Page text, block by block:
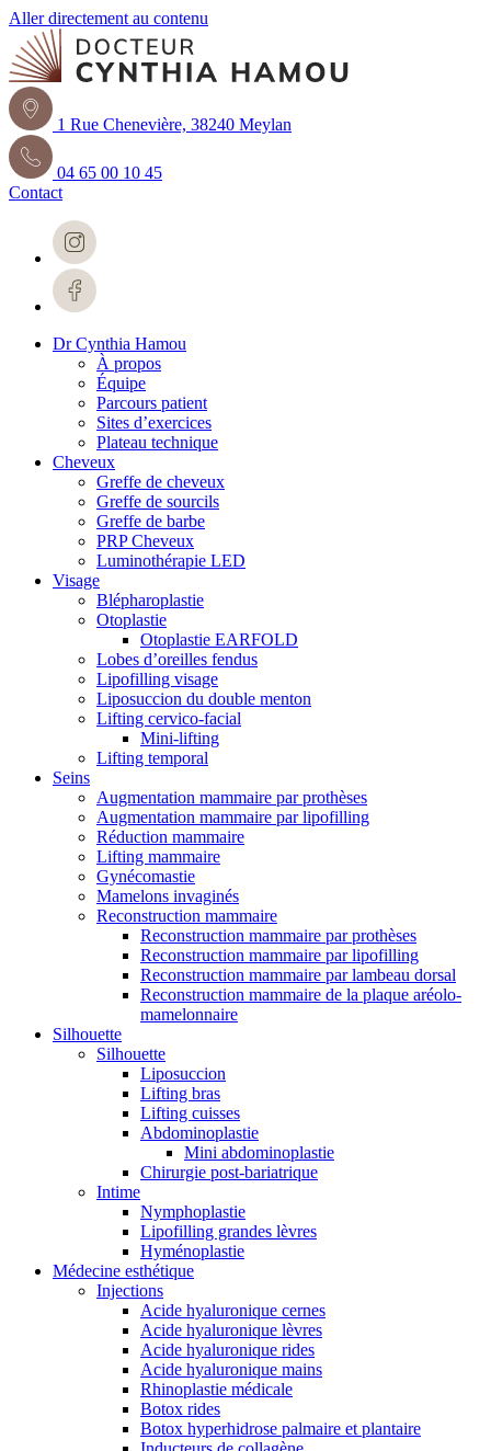
Aller directement au contenu
1 Rue Chenevière, 38240 Meylan
04 65 00 10 45
Contact
Dr Cynthia Hamou
À propos
Équipe
Parcours patient
Sites d’exercices
Plateau technique
Cheveux
Greffe de cheveux
Greffe de sourcils
Greffe de barbe
PRP Cheveux
Luminothérapie LED
Visage
Blépharoplastie
Otoplastie
Otoplastie EARFOLD
Lobes d’oreilles fendus
Lipofilling visage
Liposuccion du double menton
Lifting cervico-facial
Mini-lifting
Lifting temporal
Seins
Augmentation mammaire par prothèses
Augmentation mammaire par lipofilling
Réduction mammaire
Lifting mammaire
Gynécomastie
Mamelons invaginés
Reconstruction mammaire
Reconstruction mammaire par prothèses
Reconstruction mammaire par lipofilling
Reconstruction mammaire par lambeau dorsal
Reconstruction mammaire de la plaque aréolo-
mamelonnaire
Silhouette
Silhouette
Liposuccion
Lifting bras
Lifting cuisses
Abdominoplastie
Mini abdominoplastie
Chirurgie post-bariatrique
Intime
Nymphoplastie
Lipofilling grandes lèvres
Hyménoplastie
Médecine esthétique
Injections
Acide hyaluronique cernes
Acide hyaluronique lèvres
Acide hyaluronique rides
Acide hyaluronique mains
Rhinoplastie médicale
Botox rides
Botox hyperhidrose palmaire et plantaire